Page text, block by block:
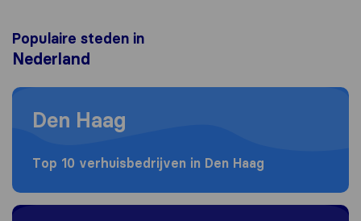
Populaire steden in
Nederland
Moving to Den Haag
Den Haag
Top 10 verhuisbedrijven in Den Haag
Moving to Amsterdam